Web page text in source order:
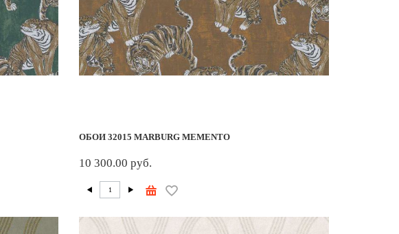
ОБОИ 32015 MARBURG MEMENTO
10 300.00 руб.